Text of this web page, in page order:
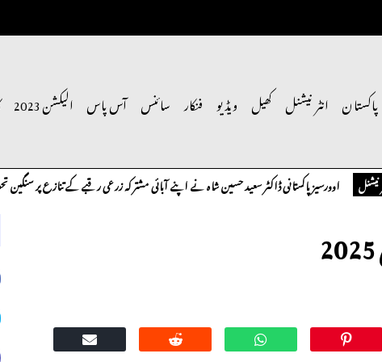
پاکستان انٹر نیشنل کھیل ویڈیو فنکار سائنس آس پاس الیکشن 2023
ڈاکٹر سعید حسین شاہ نے اپنے آبائی مشترکہ زرعی رقبے کے تنازع پر سنگین تحفظات کا